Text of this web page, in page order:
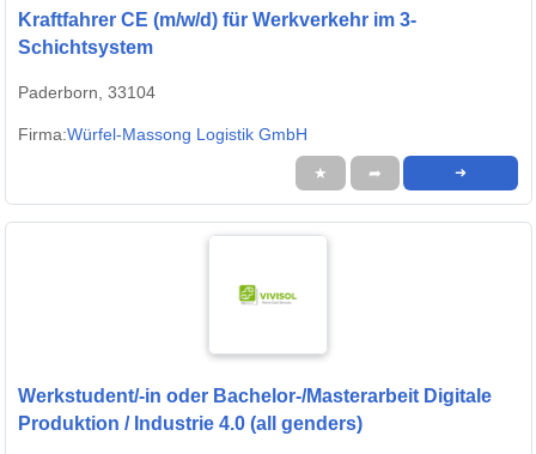
Kraftfahrer CE (m/w/d) für Werkverkehr im 3-
Schichtsystem
Paderborn, 33104
Firma:Würfel-Massong Logistik GmbH
★ ➦ ➜
Werkstudent/-in oder Bachelor-/Masterarbeit Digitale
Produktion / Industrie 4.0 (all genders)